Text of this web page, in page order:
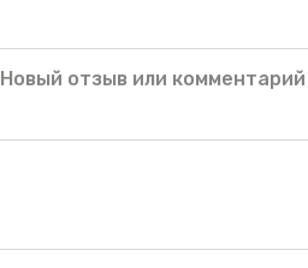
Новый отзыв или комментарий